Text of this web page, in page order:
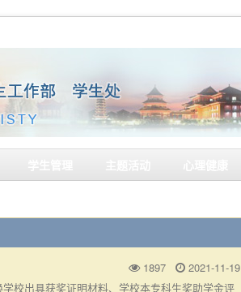
1897 2021-11-19
校出具获奖证明材料、学校本专科生奖助学金评